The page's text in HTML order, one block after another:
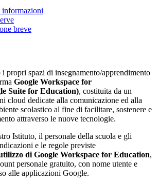
breve
propri spazi di insegnamento/apprendimento
Google Workspace for
Suite for Education), costituita da un
cloud dedicate alla comunicazione ed alla
scolastico al fine di facilitare, sostenere e
attraverso le nuove tecnologie.
Istituto, il personale della scuola e gli
e le regole previste
di Google Workspace for Education,
personale gratuito, con nome utente e
alle applicazioni Google.